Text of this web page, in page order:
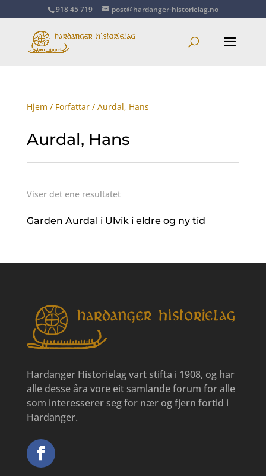
918 45 719 post@hardanger-historielag.no
Hjem / Forfattar/ Aurdal, Hans
Aurdal, Hans
Viser det ene resultatet
Garden Aurdal i Ulvik i eldre og ny tid
Hardanger Historielag vart stifta i 1908, og har
alle desse åra vore eit samlande forum for alle
som interesserer seg for nær og fjern fortid i
Hardanger.